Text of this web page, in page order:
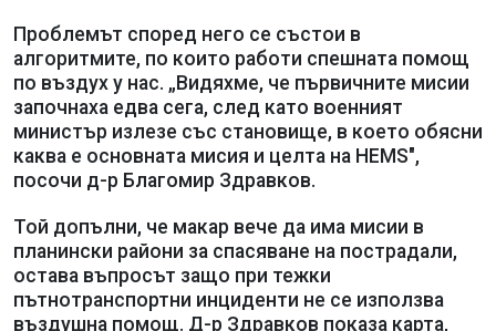
Проблемът според него се състои в
алгоритмите, по които работи спешната помощ
по въздух у нас. „Видяхме, че първичните мисии
започнаха едва сега, след като военният
министър излезе със становище, в което обясни
каква е основната мисия и целта на HEMS",
посочи д-р Благомир Здравков.
Той допълни, че макар вече да има мисии в
планински райони за спасяване на пострадали,
остава въпросът защо при тежки
пътнотранспортни инциденти не се използва
въздушна помощ. Д-р Здравков показа карта,